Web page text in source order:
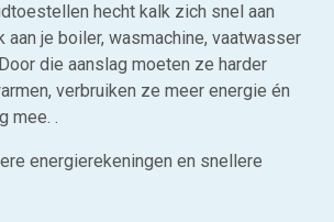
hecht kalk zich snel aan
aan je boiler, wasmachine, vaatwasser
die aanslag moeten ze harder
verbruiken ze meer energie én
mee. .
energierekeningen en snellere